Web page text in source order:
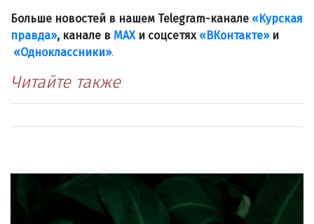
Больше новостей в нашем Telegram-канале «Курская
правда», канале в МАХи соцсетях «ВКонтакте»и
«Одноклассники».
Читайте также